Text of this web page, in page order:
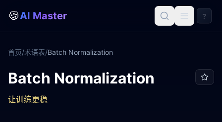
🍪AI Master ?
首页/术语表/Batch Normalization
Batch Normalization
Batch Normalization
让训练更稳